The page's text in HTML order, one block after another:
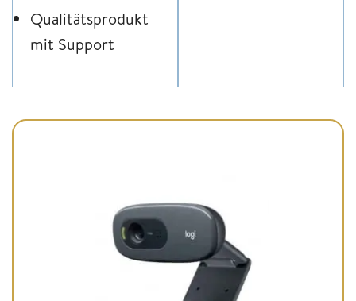
Qualitätsprodukt
mit Support